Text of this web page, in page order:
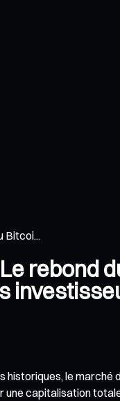
Bitcoi...
rebond
le
capitalisation